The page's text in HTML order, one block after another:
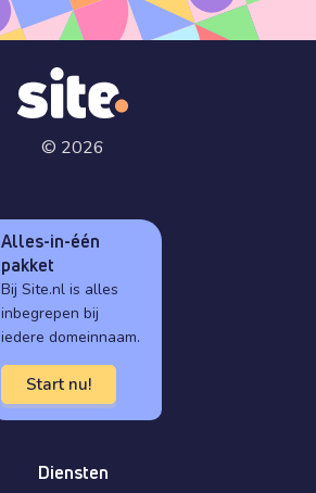
© 2026
Alles-in-één
pakket
Bij Site.nl is alles
inbegrepen bij
iedere domeinnaam.
Start nu!
Diensten